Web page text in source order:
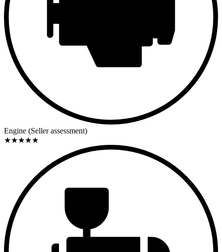
Engine (Seller assessment)
★★★★★